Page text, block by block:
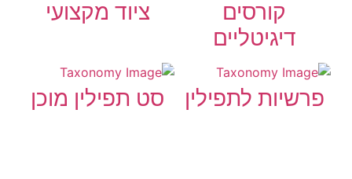
קורסים
דיגיטליים
ציוד מקצועי
פרשיות לתפילין סט תפילין מוכן